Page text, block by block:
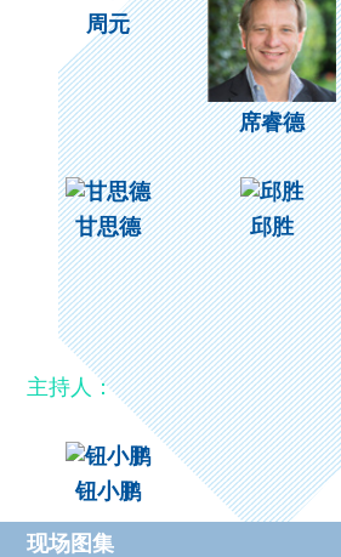
周元
席睿德
甘思德 邱胜
主持人：
钮小鹏
现场图集